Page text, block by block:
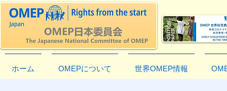
ホーム OMEPについて 世界OMEP情報